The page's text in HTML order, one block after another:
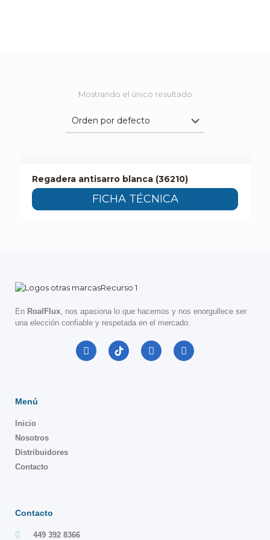
Mostrando el único resultado
Regadera antisarro blanca (36210)
FICHA TÉCNICA
En RoalFlux, nos apasiona lo que hacemos y nos enorgullece ser
una elección confiable y respetada en el mercado.
Menú
Inicio
Nosotros
Distribuidores
Contacto
Contacto
449 392 8366